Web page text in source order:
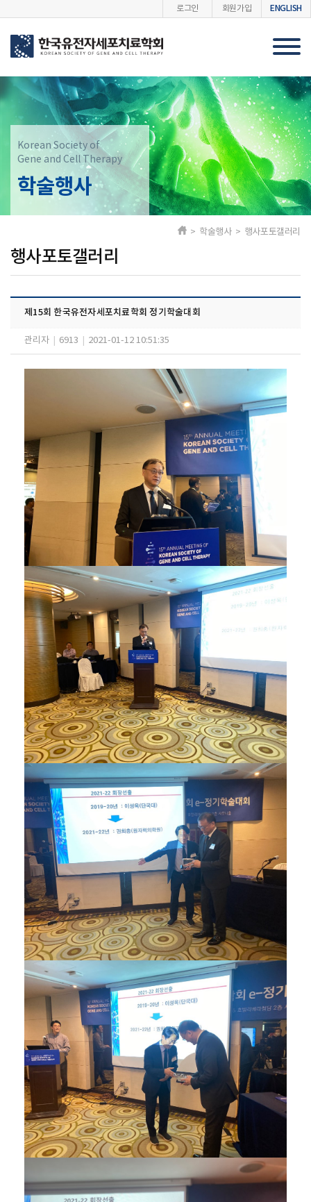
로그인 회원가입 ENGLISH
Korean Society of
Gene and Cell Therapy
학술행사
행사포토갤러리
> 학술행사 > 행사포토갤러리
제15회 한국유전자세포치료학회 정기학술대회
관리자 6913 2021-01-12 10:51:35